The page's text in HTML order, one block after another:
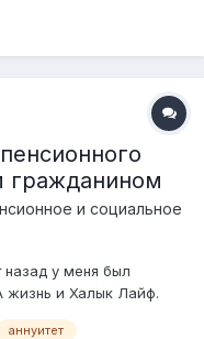
от страховой
гражданином
и социальное
назад у меня был
жизнь и Халык Лайф.
аннуитет